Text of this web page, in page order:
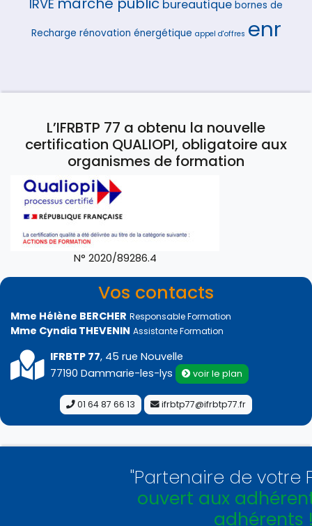
IRVE bureautique bornes de
Recharge rénovation énergétique appel d'offres enr
L’IFRBTP 77 a obtenu la nouvelle
certification QUALIOPI, obligatoire aux
organismes de formation
N° 2020/89286.4
Vos contacts
Mme Hélène BERCHER Responsable Formation
Mme Cyndia THEVENIN Assistante Formation
IFRBTP 77, 45 rue Nouvelle
77190 Dammarie-les-lys
voir le plan
01 64 87 66 13 ifrbtp77@ifrbtp77.fr
"Partenaire de votre
ouvert aux adhérents
adhérents !"